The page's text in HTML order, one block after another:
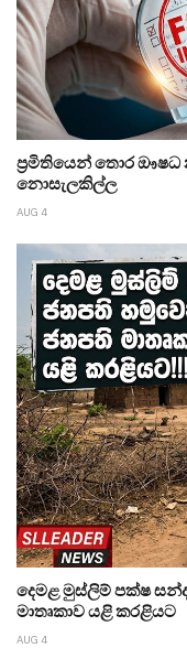
ප්‍රමිතියෙන් තොර ඖෂධ
නොසැලකිල්ල
AUG 4
දෙමළ මුස්ලිම් පක්ෂ
මාතෘකාව යළි කරළියට
AUG 4